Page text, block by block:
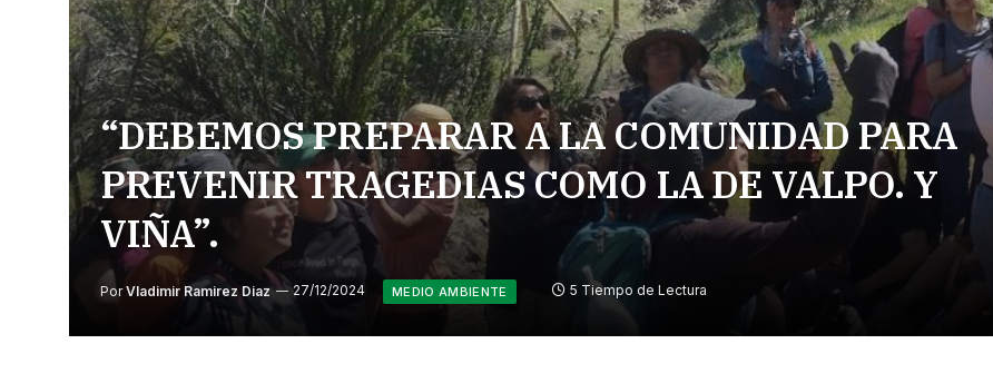
“DEBEMOS PREPARAR A LA COMUNIDAD PARA
PREVENIR TRAGEDIAS COMO LA DE VALPO. Y
VIÑA”.
Por Vladimir Ramirez Diaz 27/12/2024 MEDIO AMBIENTE 5 Tiempo de Lectura